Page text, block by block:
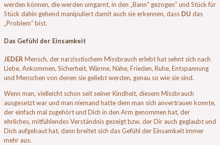
werden können, die werden umgarnt, in den „Bann“ gezogen“ und Stück für
Stück dahin gehend manipuliert damit auch sie erkennen, dass DU das
„Problem“ bist.
Das Gefühl der Einsamkeit
JEDER Mensch, der narzisstischem Missbrauch erlebt hat sehnt sich nach
Liebe, Ankommen, Sicherheit, Wärme, Nähe, Frieden, Ruhe, Entspannung
und Menschen von denen sie geliebt werden, genau so wie sie sind.
Wenn man, vielleicht schon seit seiner Kindheit, diesem Missbrauch
ausgesetzt war und man niemand hatte dem man sich anvertrauen konnte,
der einfach mal zugehört und Dich in den Arm genommen hat, der
ehrliches, mitfühlendes Verständnis gezeigt bzw. der Dir auch geglaubt und
Dich aufgebaut hat, dann breitet sich das Gefühl der Einsamkeit immer
mehr aus.